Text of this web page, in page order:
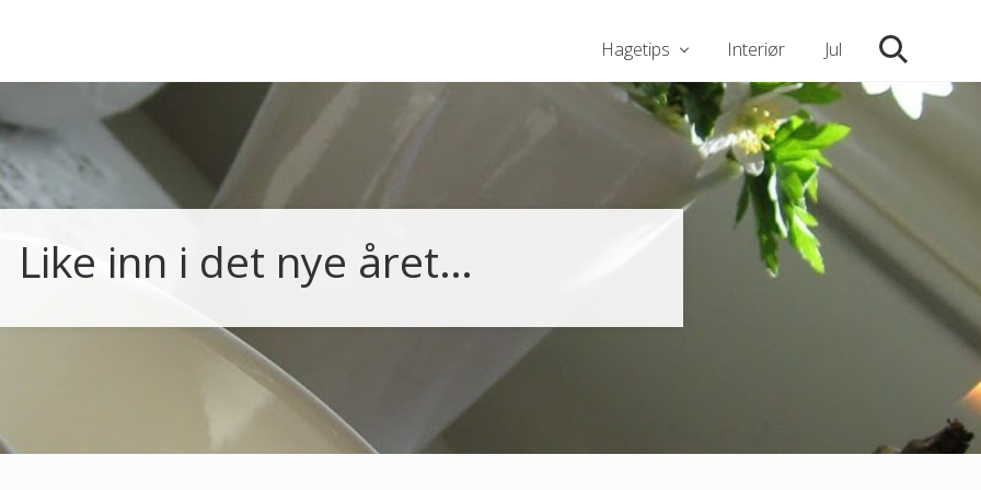
Hagetips Interiør Jul Søk
Like inn i det nye året…